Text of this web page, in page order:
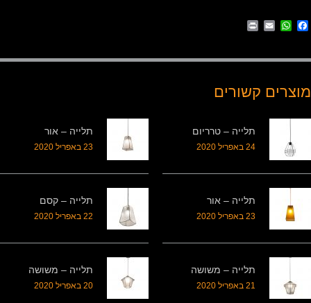
Facebook
WhatsApp
Email
מוצרים קשורים
תלייה – טרריום
24 באפריל 2020
תלייה – אור
23 באפריל 2020
תלייה – אור
23 באפריל 2020
תלייה – קסם
22 באפריל 2020
תלייה – משושה
21 באפריל 2020
תלייה – משושה
20 באפריל 2020